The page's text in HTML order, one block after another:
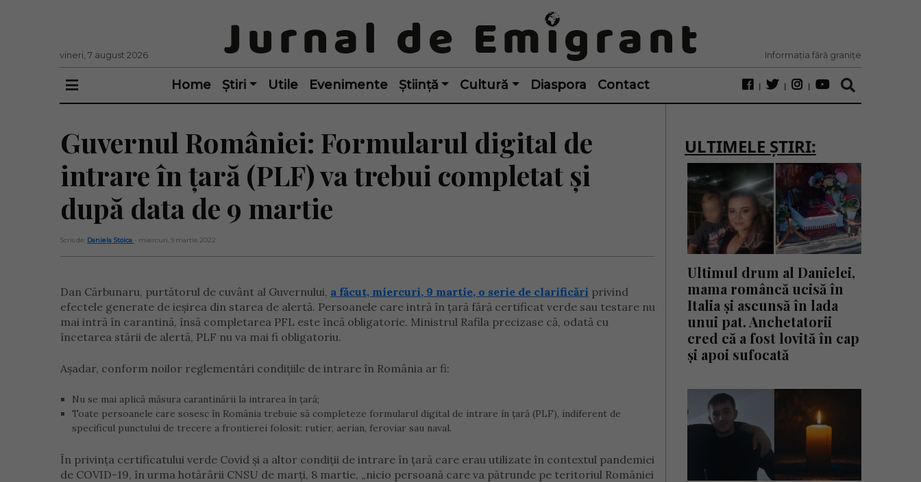
vineri, 7 august 2026 Informația fără granițe
Home Știri Utile Evenimente Știință Cultură Diaspora Contact
Guvernul României: Formularul digital de
intrare în țară (PLF) va trebui completat și
după data de 9 martie
Scris de: Daniela Stoica - miercuri, 9 martie 2022
Dan Cărbunaru, purtătorul de cuvânt al Guvernului, a făcut, miercuri, 9 martie, o serie de clarificări privind
efectele generate de ieșirea din starea de alertă. Persoanele care intră în țară fără certificat verde sau testare nu
mai intră în carantină, însă completarea PFL este încă obligatorie. Ministrul Rafila precizase că, odată cu
încetarea stării de alertă, PLF nu va mai fi obligatoriu.
Așadar, conform noilor reglementări condițiile de intrare în România ar fi:
Nu se mai aplică măsura carantinării la intrarea în țară;
Toate persoanele care sosesc în România trebuie să completeze formularul digital de intrare în țară (PLF), indiferent de
specificul punctului de trecere a frontierei folosit: rutier, aerian, feroviar sau naval.
În privința certificatului verde Covid și a altor condiții de intrare în țară care erau utilizate în contextul pandemiei
de COVID-19, în urma hotărârii CNSU de marți, 8 martie, „nicio persoană care va pătrunde pe teritoriul României
ULTIMELE ȘTIRI:
Ultimul drum al Danielei,
mama româncă ucisă în
Italia și ascunsă în lada
unui pat. Anchetatorii
cred că a fost lovită în cap
și apoi sufocată